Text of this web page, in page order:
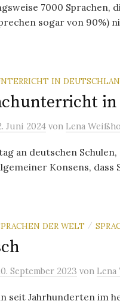
7000
sogar von 90%)
IN
in
Juni 2024 von Lena
an deutschen
Konsens, dass
DER WELT /
September 2023 von
seit Jahrhunderten im